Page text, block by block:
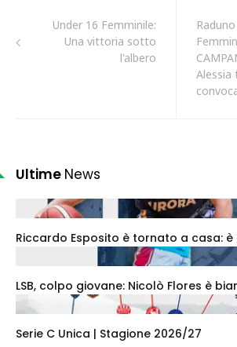
Under 16 Femminile:
Una vittoria sotto
l'albero
Alessia
Ultime News
Riccardo Esposito è tornato a casa: è
LSB, colpo giovane: Nicolò Flores è
Serie C Unica | Stagione 2026/27